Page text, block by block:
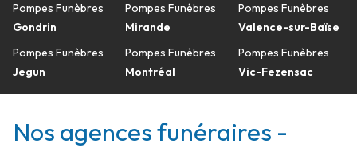
Pompes Funèbres
Gondrin
Pompes Funèbres
Jegun
Pompes Funèbres
Mirande
Pompes Funèbres
Montréal
Pompes Funèbres
Valence-sur-Baïse
Pompes Funèbres
Vic-Fezensac
Nos agences funéraires -